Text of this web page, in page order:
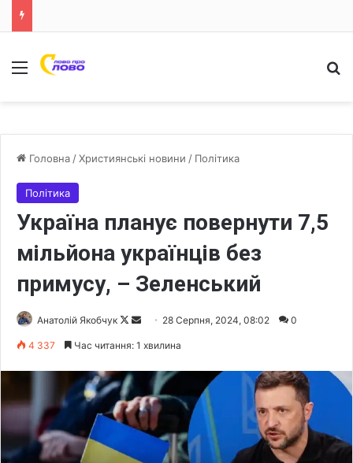
Меню
Головна /Християнські новини / Політика
Політика
Україна планує повернути 7,5
мільйона українців без
примусу, – Зеленський
Анатолій Якобчук
F
l
o
w
o
a
n
e
28 Серпня, 2024, 08:02 0
4 337 Час читання: 1 хвилина